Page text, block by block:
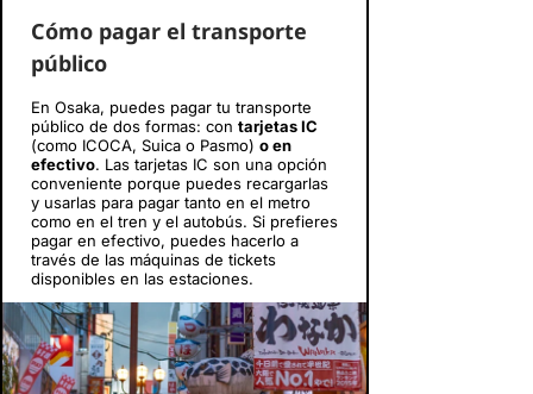
Cómo pagar el transporte
público
En Osaka, puedes pagar tu transporte
público de dos formas: con tarjetas IC
(como ICOCA, Suica o Pasmo) o en
efectivo. Las tarjetas IC son una opción
conveniente porque puedes recargarlas
y usarlas para pagar tanto en el metro
como en el tren y el autobús. Si prefieres
pagar en efectivo, puedes hacerlo a
través de las máquinas de tickets
disponibles en las estaciones.